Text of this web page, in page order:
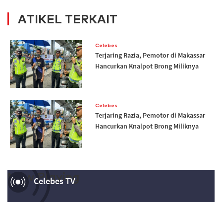
ATIKEL TERKAIT
Celebes
Terjaring Razia, Pemotor di Makassar
Hancurkan Knalpot Brong Miliknya
Celebes
Terjaring Razia, Pemotor di Makassar
Hancurkan Knalpot Brong Miliknya
Celebes TV
Now Playing